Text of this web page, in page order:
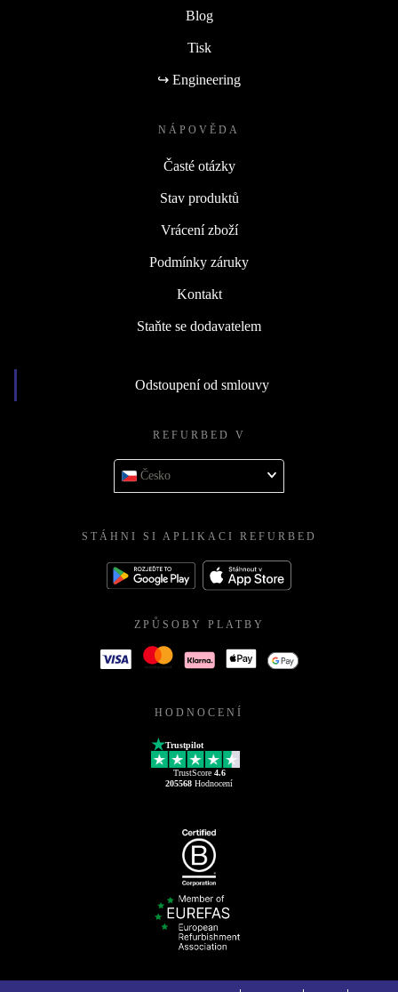
Blog
Tisk
↪ Engineering
NÁPOVĚDA
Časté otázky
Stav produktů
Vrácení zboží
Podmínky záruky
Kontakt
Staňte se dodavatelem
Odstoupení od smlouvy
REFURBED V
Česko
STÁHNI SI APLIKACI REFURBED
ZPŮSOBY PLATBY
HODNOCENÍ
Trustpilot
TrustScore 4.6
205568 Hodnocení